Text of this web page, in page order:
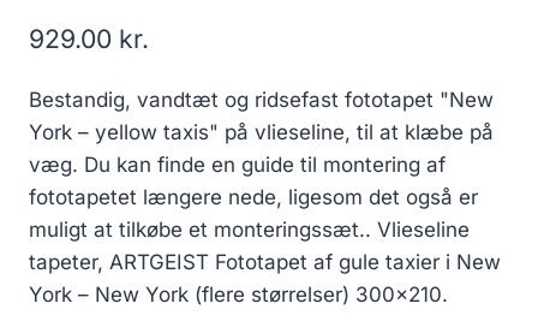
929.00 kr.
Bestandig, vandtæt og ridsefast fototapet "New
York – yellow taxis" på vlieseline, til at klæbe på
væg. Du kan finde en guide til montering af
fototapetet længere nede, ligesom det også er
muligt at tilkøbe et monteringssæt.. Vlieseline
tapeter, ARTGEIST Fototapet af gule taxier i New
York – New York (flere størrelser) 300×210.